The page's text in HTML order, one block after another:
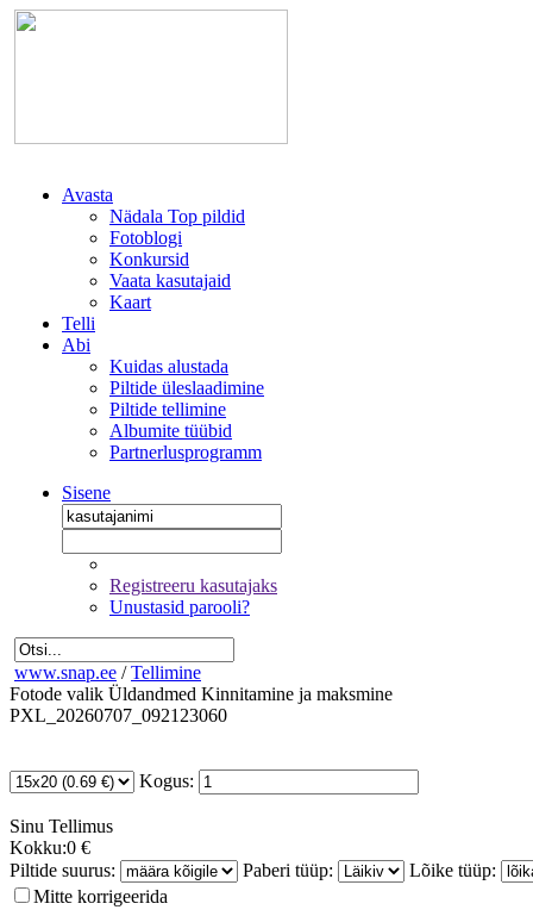
Avasta
Nädala Top pildid
Fotoblogi
Konkursid
Vaata kasutajaid
Kaart
Telli
Abi
Kuidas alustada
Piltide üleslaadimine
Piltide tellimine
Albumite tüübid
Partnerlusprogramm
Sisene
Registreeru kasutajaks
Unustasid parooli?
www.snap.ee / Tellimine
Fotode valik Üldandmed Kinnitamine ja maksmine
PXL_20260707_092123060
Kogus:
Sinu Tellimus
Kokku:0 €
Piltide suurus:
Paberi tüüp:
Lõike tüüp:
Mitte korrigeerida